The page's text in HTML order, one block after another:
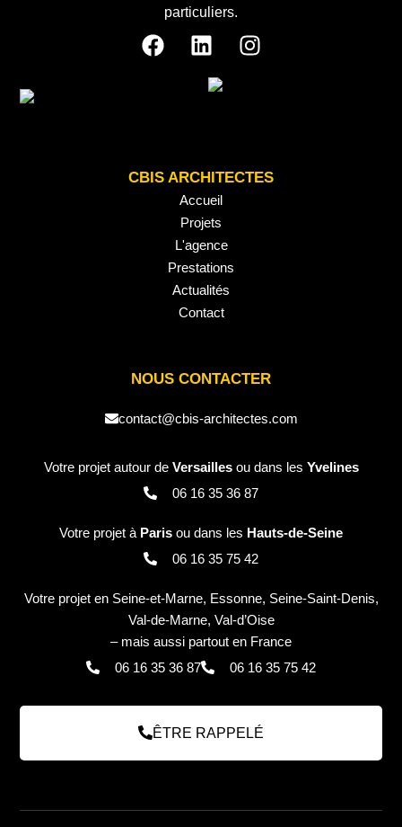
particuliers.
CBIS ARCHITECTES
Accueil
Projets
L'agence
Prestations
Actualités
Contact
NOUS CONTACTER
contact@cbis-architectes.com
Votre projet autour de Versaillesou dans les Yvelines
06 16 35 36 87
Votre projet à Paris ou dans les Hauts-de-Seine
06 16 35 75 42
Votre projet en Seine-et-Marne, Essonne, Seine-Saint-Denis,
Val-de-Marne, Val-d’Oise
– mais aussi partout en France
06 16 35 36 87
06 16 35 75 42
ÊTRE RAPPELÉ